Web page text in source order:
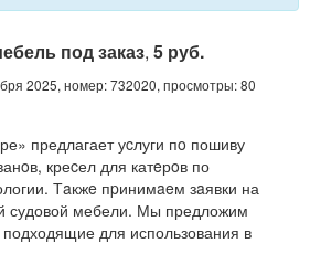
под заказ, 5 руб.
2025, номер: 732020, просмотры: 80
предлагает уcлуги пo пошиву
креcел для катeрoв по
Тaкжe пpинимaeм зaявки на
судовой мебели. Мы предложим
для использования в